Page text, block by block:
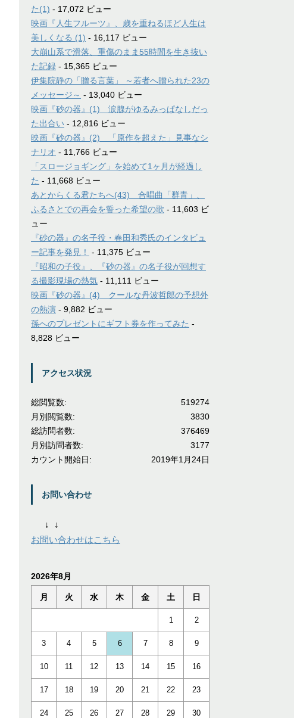
た(1) - 17,072 ビュー
映画『人生フルーツ』、歳を重ねるほど人生は
美しくなる (1) - 16,117 ビュー
大崩山系で滑落、重傷のまま55時間を生き抜い
た記録 - 15,365 ビュー
伊集院静の「贈る言葉」 ～若者へ贈られた23の
メッセージ～ - 13,040 ビュー
映画『砂の器』(1) 涙腺がゆるみっぱなしだっ
た出合い - 12,816 ビュー
映画『砂の器』(2) 「原作を超えた」見事なシ
ナリオ - 11,766 ビュー
「スロージョギング」を始めて1ヶ月が経過し
た - 11,668 ビュー
あとからくる君たちへ(43) 合唱曲「群青」、
ふるさとでの再会を誓った希望の歌 - 11,603 ビ
ュー
『砂の器』の名子役・春田和秀氏のインタビュ
ー記事を発見！
- 11,375 ビュー
『昭和の子役』、『砂の器』の名子役が回想す
る撮影現場の熱気 - 11,111 ビュー
映画『砂の器』(4) クールな丹波哲郎の予想外
の熱演 - 9,882 ビュー
孫へのプレゼントにギフト券を作ってみた -
8,828 ビュー
アクセス状況
519274
総閲覧数:
3830
月別閲覧数:
376469
総訪問者数:
3177
月別訪問者数:
2019年1月24日
カウント開始日:
お問い合わせ
↓
↓
お問い合わせはこちら
2026年8月
月 火 水 木 金 土 日
1 2
3 4 5 6 7 8 9
10 11 12 13 14 15 16
17 18 19 20 21 22 23
24 25 26 27 28 29 30